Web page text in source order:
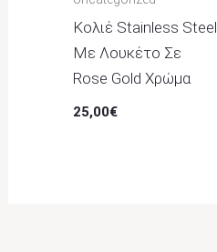
Κολιέ Stainless Steel
Με Λουκέτο Σε
Rose Gold Χρώμα
25,00€